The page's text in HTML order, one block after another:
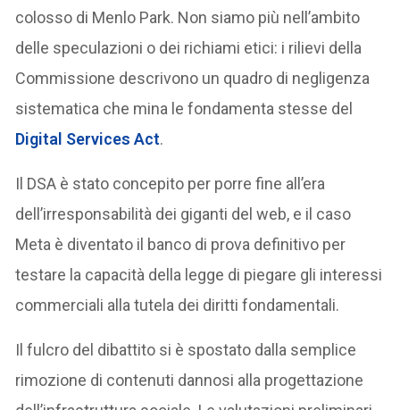
colosso di Menlo Park. Non siamo più nell’ambito
delle speculazioni o dei richiami etici: i rilievi della
Commissione descrivono un quadro di negligenza
sistematica che mina le fondamenta stesse del
Digital Services Act.
Il DSA è stato concepito per porre fine all’era
dell’irresponsabilità dei giganti del web, e il caso
Meta è diventato il banco di prova definitivo per
testare la capacità della legge di piegare gli interessi
commerciali alla tutela dei diritti fondamentali.
Il fulcro del dibattito si è spostato dalla semplice
rimozione di contenuti dannosi alla progettazione